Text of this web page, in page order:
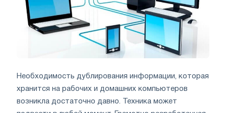
Необходимость дублирования информации, которая
хранится на рабочих и домашних компьютеров
возникла достаточно давно. Техника может